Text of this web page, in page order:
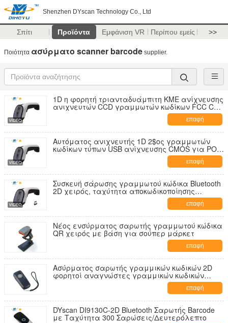
Shenzhen DYscan Technology Co., Ltd
Σπίτι Προϊόντα Εμφάνιση VR Περίπου εμείς >>
Ποιότητα ασύρματο scanner barcode supplier.
1D η φορητή τριανταδυάμπιτη ΚΜΕ ανίχνευσης
ανιχνευτών CCD γραμμωτών κωδίκων FCC CE
επαφή
Αυτόματος ανιχνευτής 1D 2$ος γραμμωτών
κωδίκων τύπων USB ανίχνευσης CMOS για POS
επαφή
Συσκευή σάρωσης γραμμωτού κώδικα Bluetooth
2D χειρός, ταχύτητα αποκωδικοποίησης
επαφή
Νέος ενσύρματος σαρωτής γραμμωτού κώδικα
QR χειρός με βάση για σούπερ μάρκετ
επαφή
Ασύρματος σαρωτής γραμμικών κωδικών 2D
φορητοί αναγνώστες γραμμικών κωδικών
υψηλή ταχύτητα αποκωδικοποίησης επαφή
DYscan DI9130C-2D Bluetooth Σαρωτής Barcode
με Ταχύτητα 300 Σαρώσεις/Δευτερόλεπτο